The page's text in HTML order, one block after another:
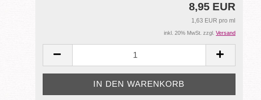
8,95 EUR
1,63 EUR pro ml
inkl. 20% MwSt. zzgl. Versand